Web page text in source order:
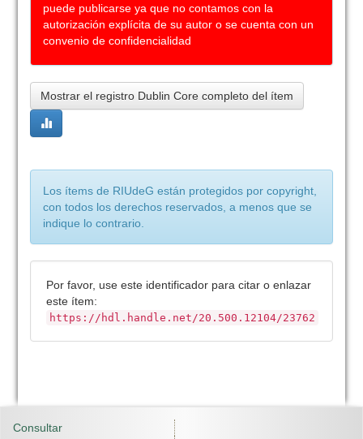
puede publicarse ya que no contamos con la
autorización explícita de su autor o se cuenta con un
convenio de confidencialidad
Mostrar el registro Dublin Core completo del ítem
Los ítems de RIUdeG están protegidos por copyright,
con todos los derechos reservados, a menos que se
indique lo contrario.
Por favor, use este identificador para citar o enlazar
este ítem:
https://hdl.handle.net/20.500.12104/23762
Consultar